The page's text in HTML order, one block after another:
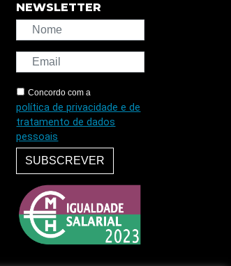
NEWSLETTER
Concordo com a
política de privacidade e de
tratamento de dados
pessoais
SUBSCREVER